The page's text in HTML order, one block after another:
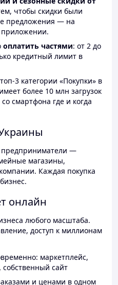
чтобы скидки были
предложения — на
приложении.
оплатить частями: от 2 до
кредитный лимит в
3 категории «Покупки» в
более 10 млн загрузок
смартфона где и когда
предприниматели —
магазины,
Каждая покупка
онлайн
любого масштаба.
доступ к миллионам
маркетплейс,
сайт
и ценами в одном